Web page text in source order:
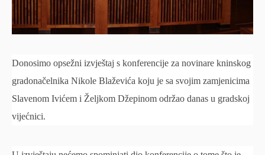
Donosimo opsežni izvještaj s konferencije za novinare kninskog
gradonačelnika Nikole Blaževića koju je sa svojim zamjenicima
Slavenom Ivićem i Željkom Džepinom održao danas u gradskoj
vijećnici.